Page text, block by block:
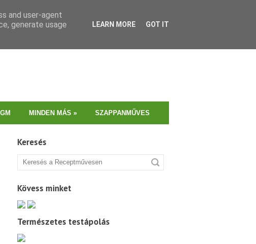
GM MINDEN MÁS » SZAPPANMŰVES
Keresés
Kövess minket
Természetes testápolás
and user-agent
generate usage
LEARN MORE GOT IT